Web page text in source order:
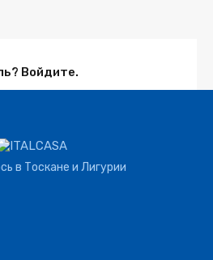
Войдите.
в Тоскане и Лигурии